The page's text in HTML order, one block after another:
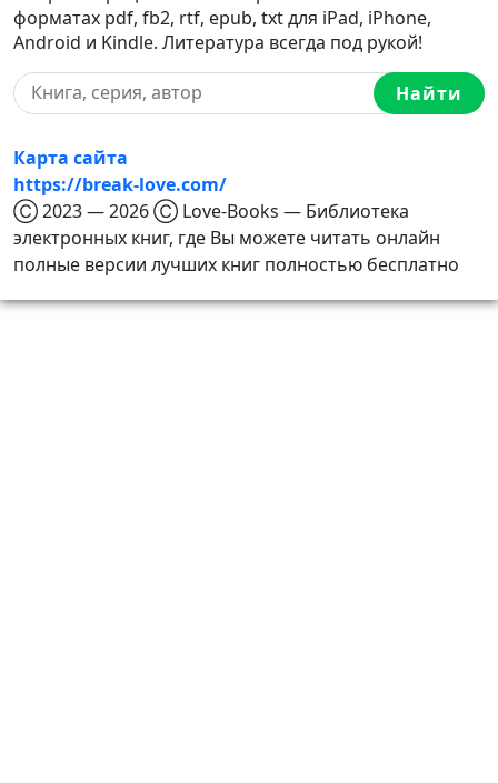
форматах pdf, fb2, rtf, epub, txt для iPad, iPhone,
Android и Kindle. Литература всегда под рукой!
Найти
Карта сайта
https://break-love.com/
Ⓒ 2023 — 2026 Ⓒ Love-Books — Библиотека
электронных книг, где Вы можете читать онлайн
полные версии лучших книг полностью бесплатно